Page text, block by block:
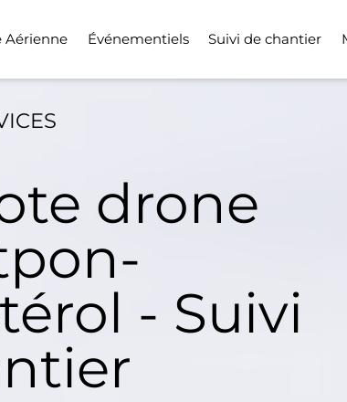
Aérienne Événementiels Suivi de chantier
drone
- Suivi